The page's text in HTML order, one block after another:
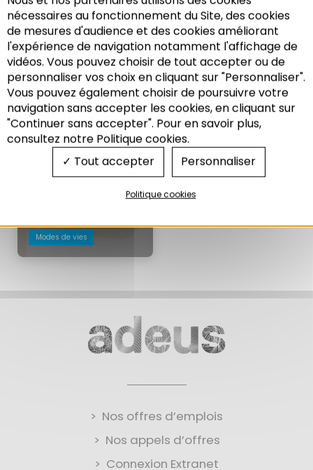
Recherche
Modes de vies
11/2024
Modes de vies
Les comportements
dérogatoires dans les collèges
de l’Eurométropole de
Strasbourg
01/2023
Modes de vies
Nos offres d’emplois
Nos appels d’offres
Connexion Extranet
nécessaires au fonctionnement du Site, des cookies
de mesures d'audience et des cookies améliorant
l'expérience de navigation notamment l'affichage de
vidéos. Vous pouvez choisir de tout accepter ou de
personnaliser vos choix en cliquant sur "Personnaliser".
Vous pouvez également choisir de poursuivre votre
navigation sans accepter les cookies, en cliquant sur
"Continuer sans accepter". Pour en savoir plus,
consultez notre Politique cookies.
Tout accepter
Personnaliser
Politique cookies